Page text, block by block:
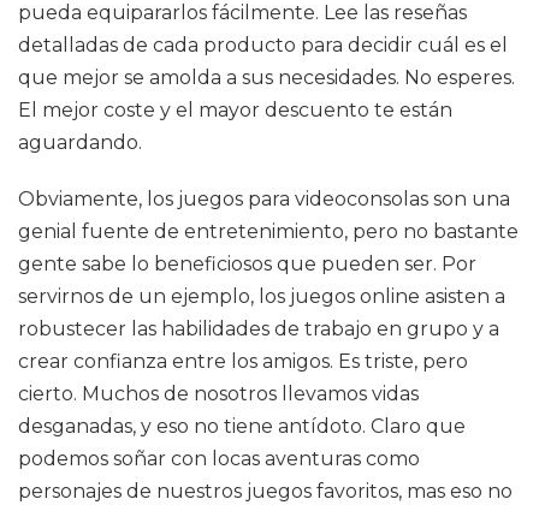
pueda equipararlos fácilmente. Lee las reseñas
detalladas de cada producto para decidir cuál es el
que mejor se amolda a sus necesidades. No esperes.
El mejor coste y el mayor descuento te están
aguardando.
Obviamente, los juegos para videoconsolas son una
genial fuente de entretenimiento, pero no bastante
gente sabe lo beneficiosos que pueden ser. Por
servirnos de un ejemplo, los juegos online asisten a
robustecer las habilidades de trabajo en grupo y a
crear confianza entre los amigos. Es triste, pero
cierto. Muchos de nosotros llevamos vidas
desganadas, y eso no tiene antídoto. Claro que
podemos soñar con locas aventuras como
personajes de nuestros juegos favoritos, mas eso no